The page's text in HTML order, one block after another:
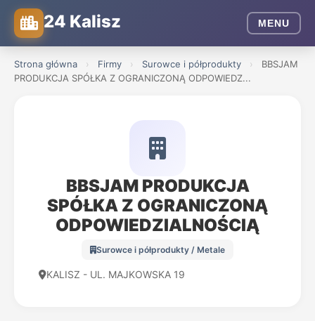
24 Kalisz MENU
Strona główna › Firmy › Surowce i półprodukty ›
BBSJAM
PRODUKCJA SPÓŁKA Z OGRANICZONĄ ODPOWIEDZ...
BBSJAM PRODUKCJA
SPÓŁKA Z OGRANICZONĄ
ODPOWIEDZIALNOŚCIĄ
Surowce i półprodukty / Metale
KALISZ - UL. MAJKOWSKA 19